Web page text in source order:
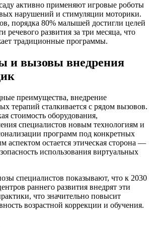
активно применяют игровые роботы
нарушений и стимуляции моторики.
порядка 80% малышей достигли целей
речевого развития за три месяца, что
традиционные программы.
и вызовы внедрения
преимущества, внедрение
терапий сталкивается с рядом вызовов.
стоимость оборудования,
специалистов новым технологиям и
программ под конкретных
аспектом остается этическая сторона —
использования виртуальных
специалистов показывают, что к 2030
раннего развития внедрят эти
что значительно повысит
возрастной коррекции и обучения.